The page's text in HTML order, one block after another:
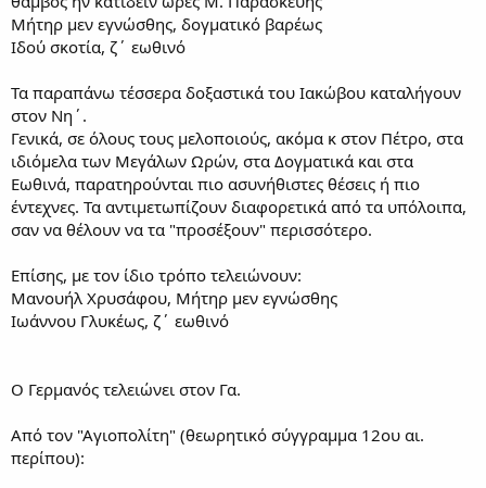
Μήτηρ μεν εγνώσθης, δογματικό βαρέως
Ιδού σκοτία, ζ΄ εωθινό
Τα παραπάνω τέσσερα δοξαστικά του Ιακώβου καταλήγουν
στον Νη΄.
Γενικά, σε όλους τους μελοποιούς, ακόμα κ στον Πέτρο, στα
ιδιόμελα των Μεγάλων Ωρών, στα Δογματικά και στα
Εωθινά, παρατηρούνται πιο ασυνήθιστες θέσεις ή πιο
έντεχνες. Τα αντιμετωπίζουν διαφορετικά από τα υπόλοιπα,
σαν να θέλουν να τα "προσέξουν" περισσότερο.
Επίσης, με τον ίδιο τρόπο τελειώνουν:
Μανουήλ Χρυσάφου, Μήτηρ μεν εγνώσθης
Ιωάννου Γλυκέως, ζ΄ εωθινό
Ο Γερμανός τελειώνει στον Γα.
Από τον "Αγιοπολίτη" (θεωρητικό σύγγραμμα 12ου αι.
περίπου):